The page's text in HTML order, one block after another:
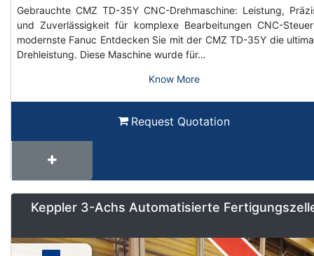
Gebrauchte CMZ TD-35Y CNC-Drehmaschine: Leistung,
und Zuverlässigkeit für komplexe Bearbeitungen CNC-
modernste Fanuc Entdecken Sie mit der CMZ TD-35Y die
Drehleistung. Diese Maschine wurde für…
Know More
Request Quotation
Keppler 3-Achs Automatisierte